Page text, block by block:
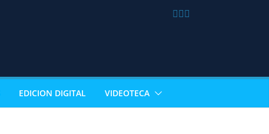
EDICION DIGITAL VIDEOTECA